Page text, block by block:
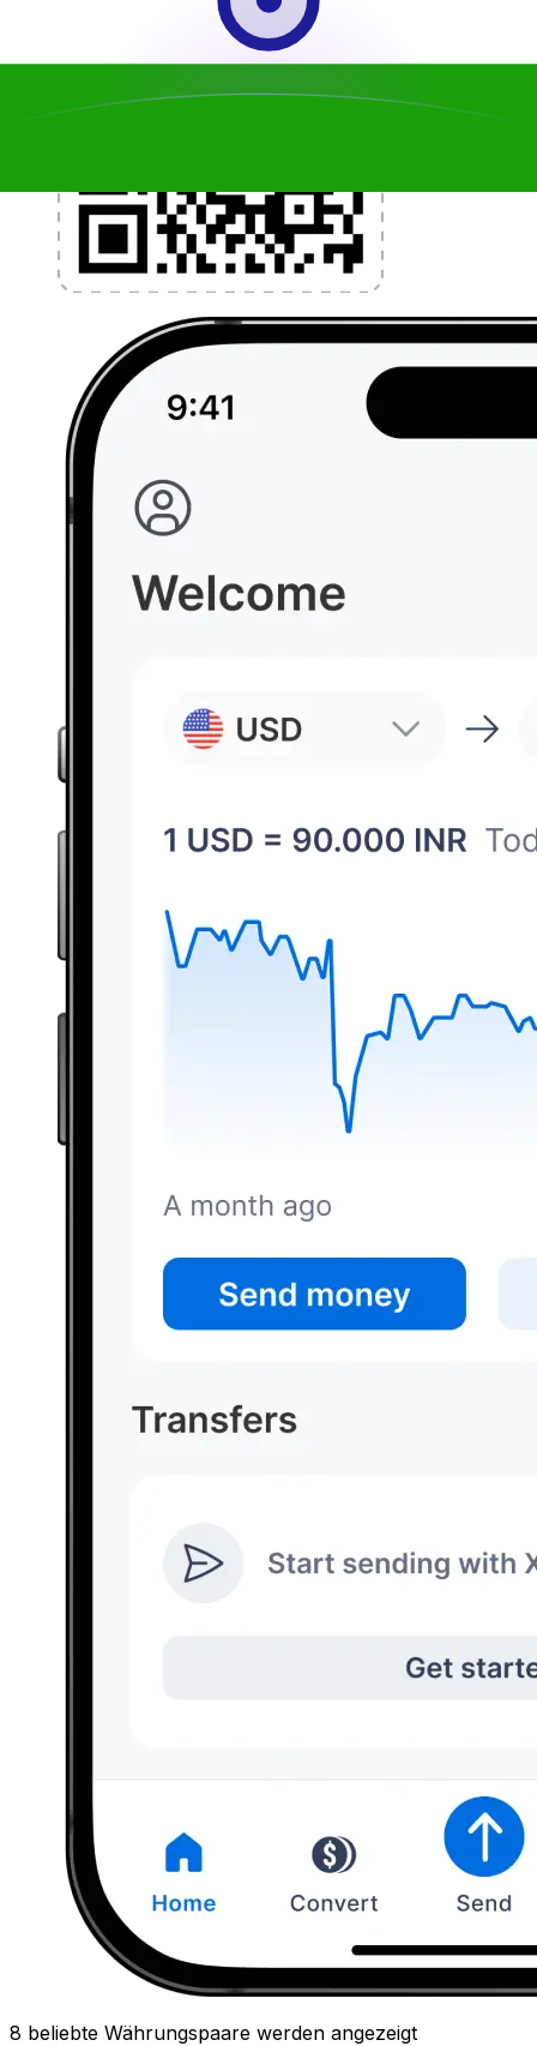
8 beliebte Währungspaare werden angezeigt